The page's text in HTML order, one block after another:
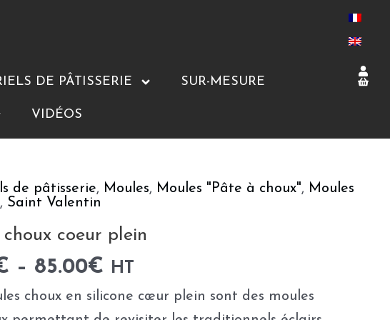
DE PÂTISSERIE SUR-MESURE
VIDÉOS
de pâtisserie, Moules, Moules "Pâte à choux", Moules
, Saint Valentin
coeur plein
– 85.00€ HT
choux en silicone cœur plein sont des moules